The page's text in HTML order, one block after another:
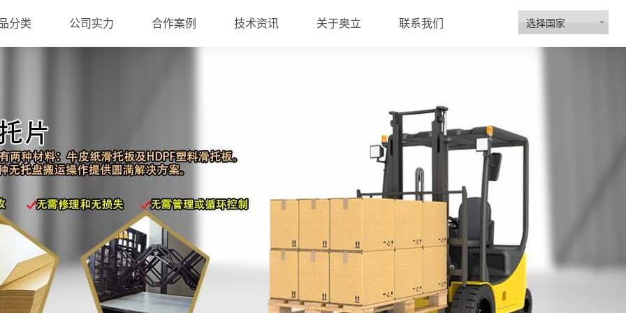
选择国家
分类 公司实力 合作案例 技术资讯 关于奥立 联系我们